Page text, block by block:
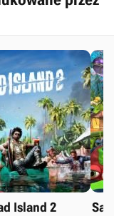
Island 2